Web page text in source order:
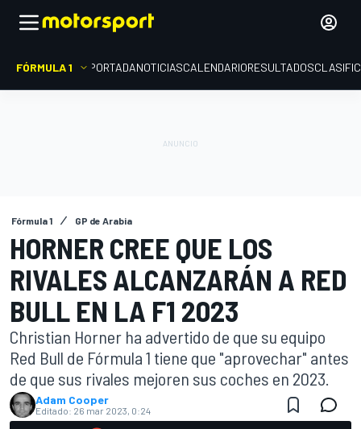
FÓRMULA 1 PORTADANOTICIASCALENDARIORESULTADOS
Fórmula 1 GP de Arabia
HORNER CREE QUE LOS
RIVALES ALCANZARÁN A RED
BULL EN LA F1 2023
Christian Horner ha advertido de que su equipo
Red Bull de Fórmula 1 tiene que "aprovechar" antes
de que sus rivales mejoren sus coches en 2023.
Adam Cooper
Editado: 26 mar 2023, 0:24